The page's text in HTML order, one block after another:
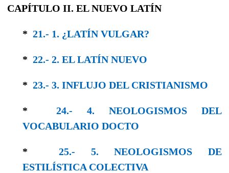
CAPÍTULO II. EL NUEVO LATÍN
* 21.- 1. ¿LATÍN VULGAR?
* 22.- 2. EL LATÍN NUEVO
* 23.- 3. INFLUJO DEL CRISTIANISMO
* 24.- 4. NEOLOGISMOS DEL
VOCABULARIO DOCTO
*25.- 5. NEOLOGISMOS DE
ESTILÍSTICA COLEC­TIVA